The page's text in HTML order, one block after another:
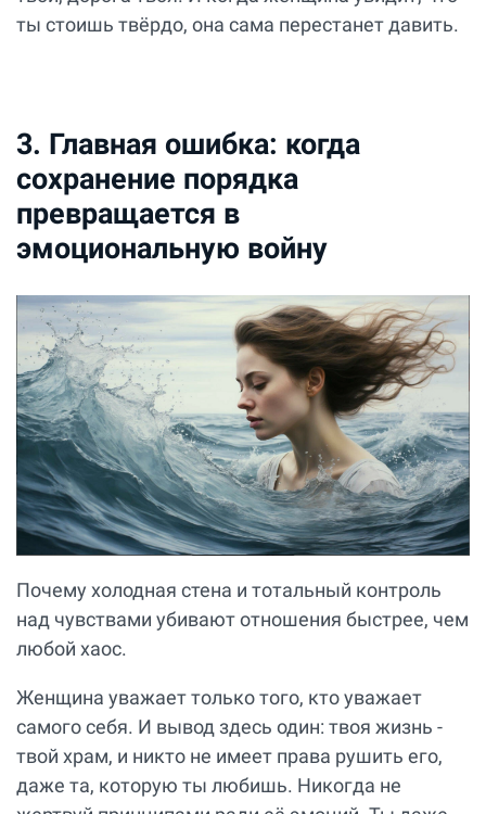
ты стоишь твёрдо, она сама перестанет давить.
3. Главная ошибка: когда
сохранение порядка
превращается в
эмоциональную войну
Почему холодная стена и тотальный контроль
над чувствами убивают отношения быстрее, чем
любой хаос.
Женщина уважает только того, кто уважает
самого себя. И вывод здесь один: твоя жизнь -
твой храм, и никто не имеет права рушить его,
даже та, которую ты любишь. Никогда не